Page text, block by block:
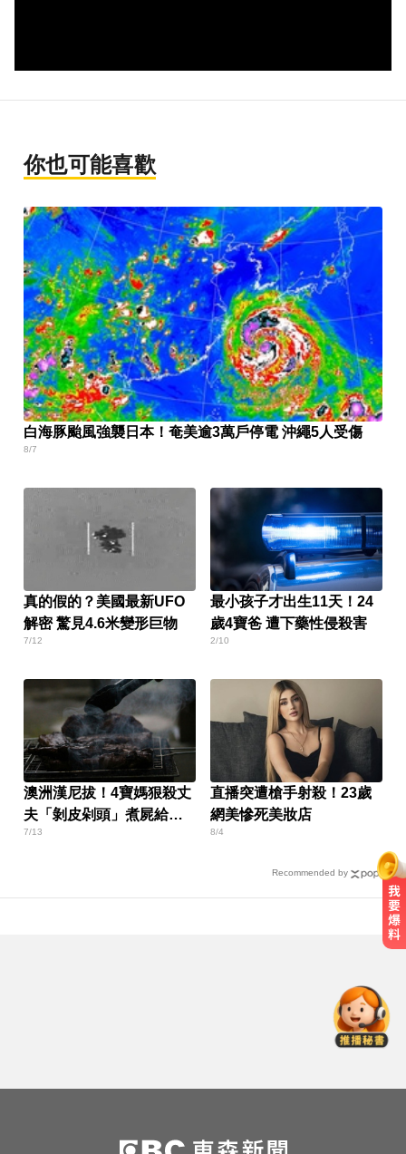
你也可能喜歡
白海豚颱風強襲日本！奄美逾3萬戶停電 沖繩5人受傷
8/7
真的假的？美國最新UFO
解密 驚見4.6米變形巨物
7/12
最小孩子才出生11天！24
歲4寶爸 遭下藥性侵殺害
2/10
澳洲漢尼拔！4寶媽狠殺丈
夫「剝皮剁頭」煮屍給孩
吃
7/13
直播突遭槍手射殺！23歲
網美慘死美妝店
8/4
Recommended by
豪、許基宏動刀本季報銷
涉製毒、跨國販毒！埃及女星被判